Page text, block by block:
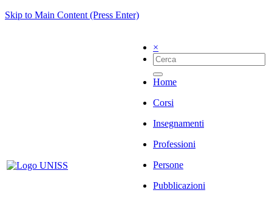
Skip to Main Content (Press Enter)
×
Home
Corsi
Insegnamenti
Professioni
Persone
Pubblicazioni